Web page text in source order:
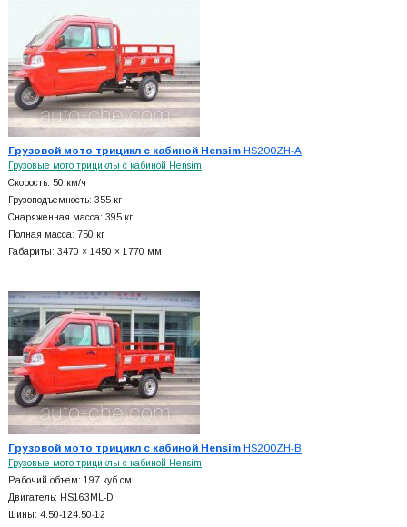
Грузовой мото трицикл с кабиной HensimHS200ZH-A
Грузовые мото трициклы с кабиной Hensim
Скорость: 50 км/ч
Грузоподъемность: 355 кг
Снаряженная масса: 395 кг
Полная масса: 750 кг
Габариты: 3470 × 1450 × 1770 мм
Грузовой мото трицикл с кабиной HensimHS200ZH-B
Грузовые мото трициклы с кабиной Hensim
Рабочий объем: 197 куб.см
Двигатель: HS163ML-D
Шины: 4.50-124.50-12